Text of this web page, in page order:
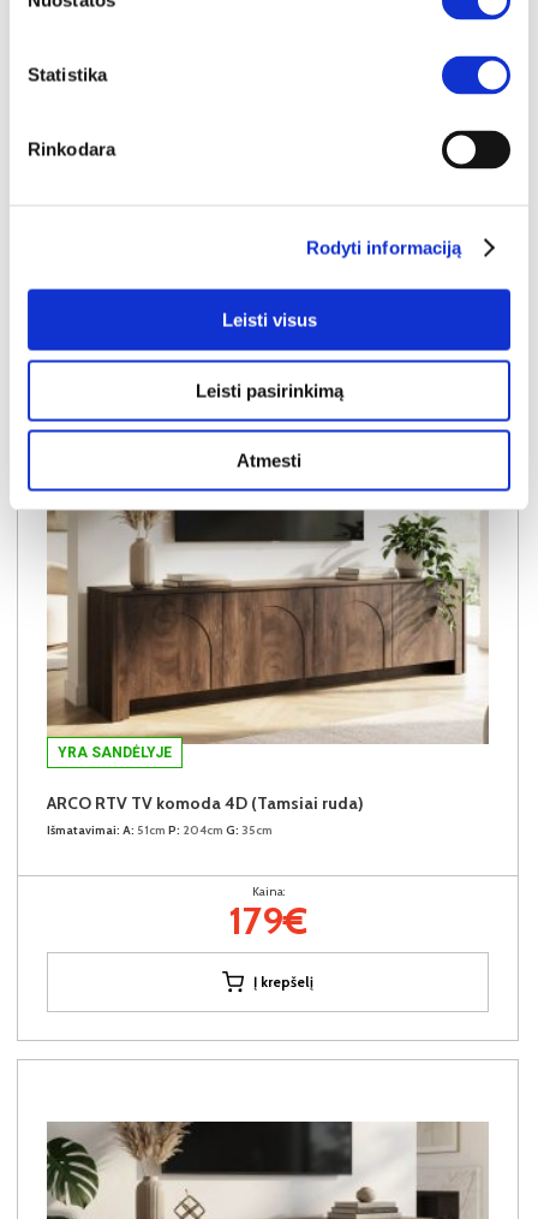
Statistika
Rinkodara
Rodyti informaciją
Leisti visus
Leisti pasirinkimą
Atmesti
NAUJIENA
Išmatavimai:
Į krepšelį
YRA SANDĖLYJE
ARCO RTV TV komoda 4D (Tamsiai ruda)
Išmatavimai: A: 51cm P: 204cm G: 35cm
Kaina:
179€
Į krepšelį